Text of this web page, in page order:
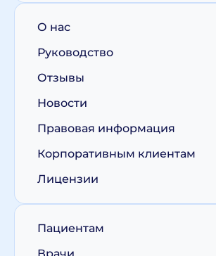
О нас
Руководство
Отзывы
Новости
Правовая информация
Корпоративным клиентам
Лицензии
Пациентам